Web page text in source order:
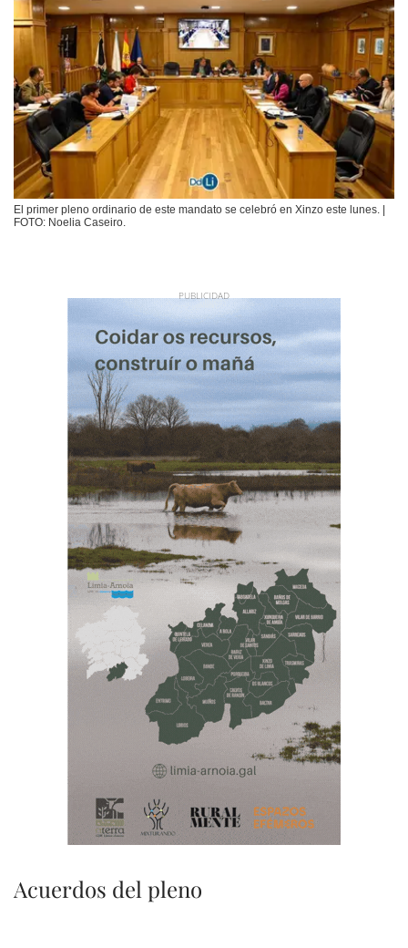
El primer pleno ordinario de este mandato se celebró en Xinzo este lunes. |
FOTO: Noelia Caseiro.
Acuerdos del pleno